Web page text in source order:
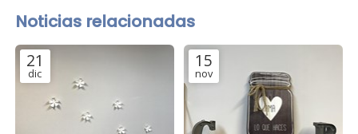
Noticias relacionadas
21
dic
15
nov